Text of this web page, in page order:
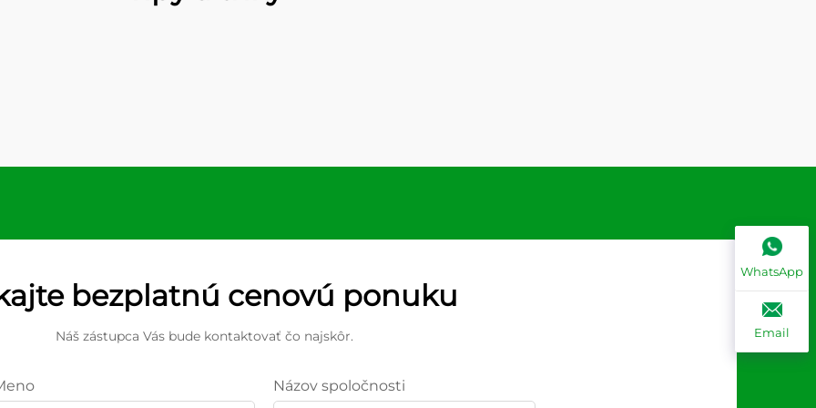
bezplatnú cenovú ponuku
Náš zástupca Vás bude kontaktovať čo najskôr.
Názov spoločnosti
WhatsApp
Email